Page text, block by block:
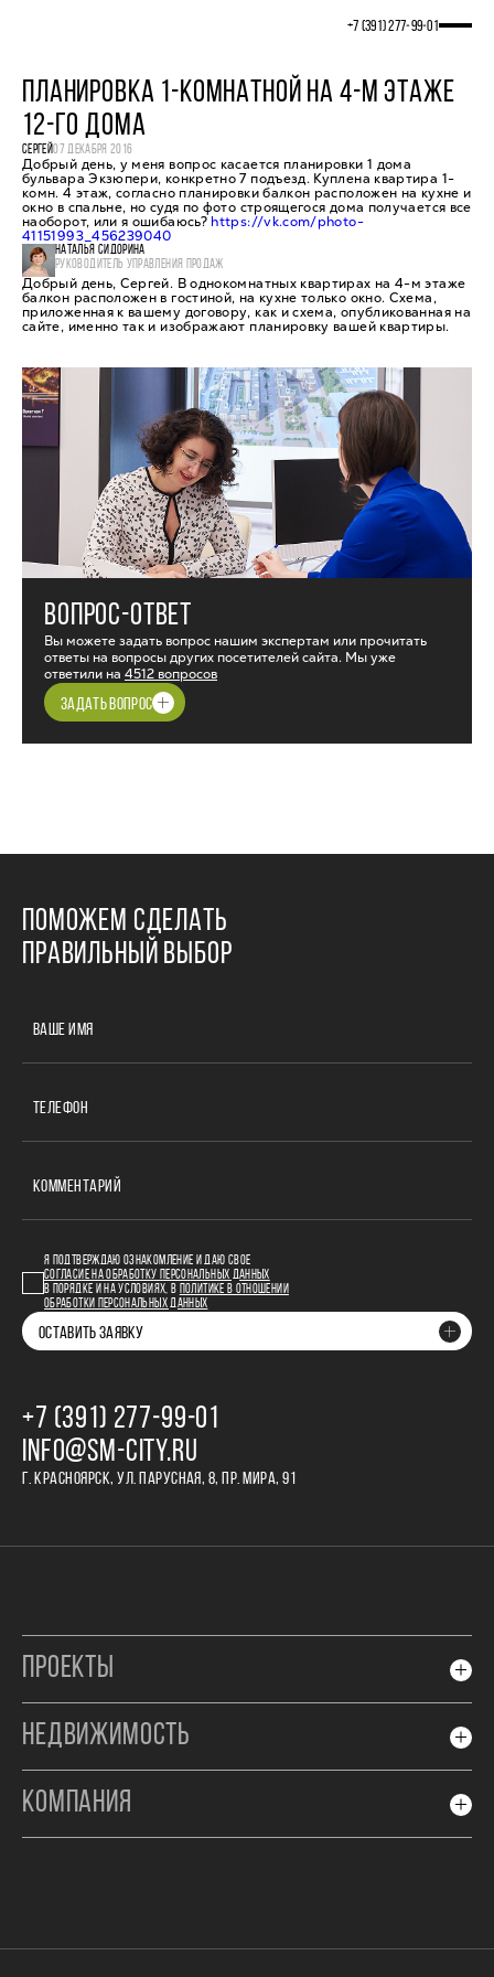
+7 (391) 277‒99‒01
ПЛАНИРОВКА 1-КОМНАТНОЙ НА 4-М ЭТАЖЕ
12-ГО ДОМА
СЕРГЕЙ07 ДЕКАБРЯ 2016
Добрый день, у меня вопрос касается планировки 1 дома
бульвара Экзюпери, конкретно 7 подъезд. Куплена квартира 1-
комн. 4 этаж, согласно планировки балкон расположен на кухне и
окно в спальне, но судя по фото строящегося дома получается все
наоборот, или я ошибаюсь? https://vk.com/photo-
41151993_456239040
НАТАЛЬЯ СИДОРИНА
РУКОВОДИТЕЛЬ УПРАВЛЕНИЯ ПРОДАЖ
Добрый день, Сергей. В однокомнатных квартирах на 4-м этаже
балкон расположен в гостиной, на кухне только окно. Схема,
приложенная к вашему договору, как и схема, опубликованная на
сайте, именно так и изображают планировку вашей квартиры.
ВОПРОС-ОТВЕТ
Вы можете задать вопрос нашим экспертам или прочитать
ответы на вопросы других посетителей сайта. Мы уже
ответили на 4512 вопросов
ЗАДАТЬ ВОПРОС
ПОМОЖЕМ СДЕЛАТЬ
ПРАВИЛЬНЫЙ ВЫБОР
ВАШЕ ИМЯ
ТЕЛЕФОН
КОММЕНТАРИЙ
Я ПОДТВЕРЖДАЮ ОЗНАКОМЛЕНИЕ И ДАЮ СВОЕ
СОГЛАСИЕ НА ОБРАБОТКУ ПЕРСОНАЛЬНЫХ ДАННЫХ
В ПОРЯДКЕ И НА УСЛОВИЯХ, В
ПОЛИТИКЕ В ОТНОШЕНИИ
ОБРАБОТКИ ПЕРСОНАЛЬНЫХ ДАННЫХ
ОСТАВИТЬ ЗАЯВКУ
+7 (391) 277‒99‒01
INFO@SM-CITY.RU
Г. КРАСНОЯРСК, УЛ. ПАРУСНАЯ, 8, ПР. МИРА, 91
ПРОЕКТЫ
НЕДВИЖИМОСТЬ
КОМПАНИЯ